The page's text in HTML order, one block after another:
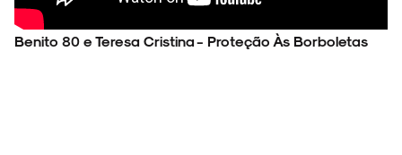
Benito 80 e Teresa Cristina - Proteção Às Borboletas